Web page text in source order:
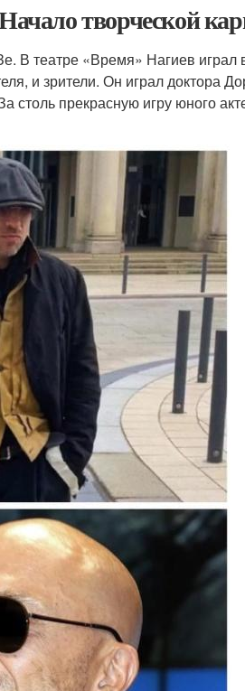
творческой
В театре «Время» Нагиев
и зрители. Он играл доктора
столь прекрасную игру юного